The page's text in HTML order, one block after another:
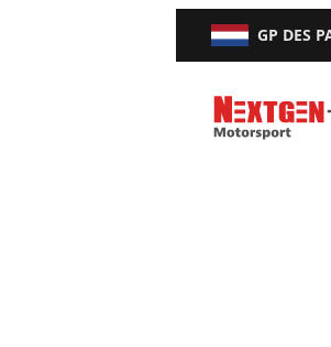
GP DES
Nextgen-